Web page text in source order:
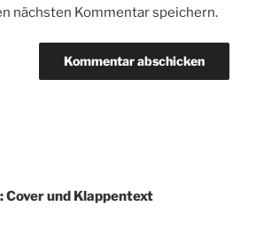
nächsten Kommentar speichern.
Cover und Klappentext